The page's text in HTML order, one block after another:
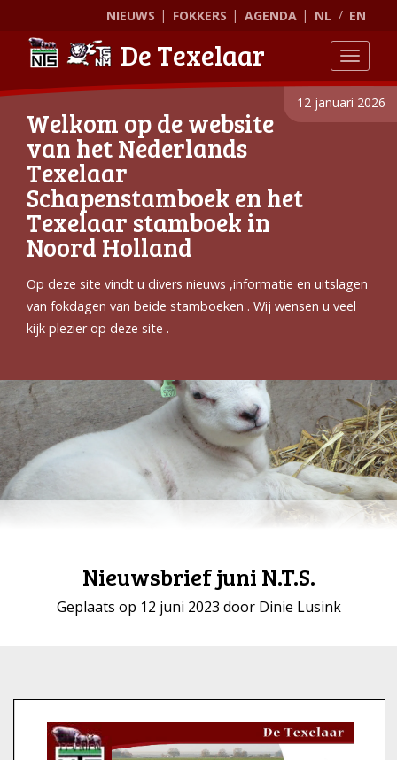
NIEUWS FOKKERS AGENDA NL EN
De Texelaar
12 januari 2026
Welkom op de website
van het Nederlands
Texelaar
Schapenstamboek en het
Texelaar stamboek in
Noord Holland
Op deze site vindt u divers nieuws ,informatie en uitslagen
van fokdagen van beide stamboeken . Wij wensen u veel
kijk plezier op deze site .
Nieuwsbrief juni N.T.S.
Geplaats op 12 juni 2023 door Dinie Lusink